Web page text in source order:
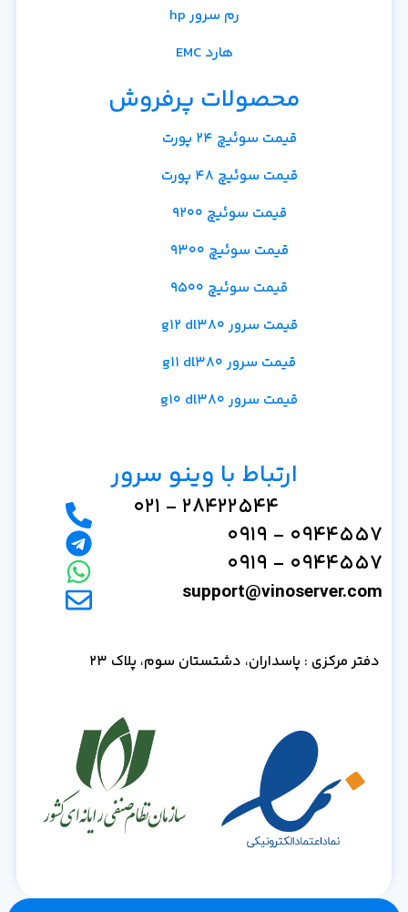
رم سرور hp
هارد EMC
محصولات پرفروش
قیمت سوئیچ 24 پورت
قیمت سوئیچ 48 پورت
قیمت سوئیچ 9200
قیمت سوئیچ 9300
قیمت سوئیچ 9500
قیمت سرور g12 dl380
قیمت سرور g11 dl380
قیمت سرور g10 dl380
ارتباط با وینو سرور
28422544 - 021
0944557 - 0919
0944557 - 0919
support@vinoserver.com
دفتر مرکزی : پاسداران، دشتستان سوم، پلاک 23